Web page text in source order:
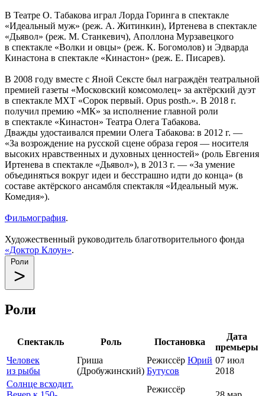
В Театре О. Табакова играл Лорда Горинга в спектакле
«Идеальный муж» (реж. А. Житинкин), Иртенева в спектакле
«Дьявол» (реж. М. Станкевич), Аполлона Мурзавецкого
в спектакле «Волки и овцы» (реж. К. Богомолов) и Эдварда
Кинастона в спектакле «Кинастон» (реж. Е. Писарев).
В 2008 году вместе с Яной Сексте был награждён театральной
премией газеты «Московский комсомолец» за актёрский дуэт
в спектакле МХТ «Сорок первый. Opus posth.». В 2018 г.
получил премию «МК» за исполнение главной роли
в спектакле «Кинастон» Театра Олега Табакова.
Дважды удостаивался премии Олега Табакова: в 2012 г. —
«За возрождение на русской сцене образа героя — носителя
высоких нравственных и духовных ценностей» (роль Евгения
Иртенева в спектакле «Дьявол»), в 2013 г. — «За умение
объединяться вокруг идеи и бесстрашно идти до конца» (в
составе актёрского ансамбля спектакля «Идеальный муж.
Комедия»).
Фильмография.
Художественный руководитель благотворительного фонда
«Доктор Клоун».
Роли
Роли
Спектакль Роль Постановка
Дата
премьеры
Человек
из рыбы
Гриша
(Дробужинский)
Режиссёр Юрий
Бутусов
07 июл
2018
Солнце всходит.
Режиссёр